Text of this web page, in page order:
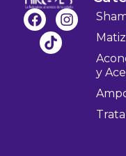
F
a
c
I
n
T
i
k
t
y